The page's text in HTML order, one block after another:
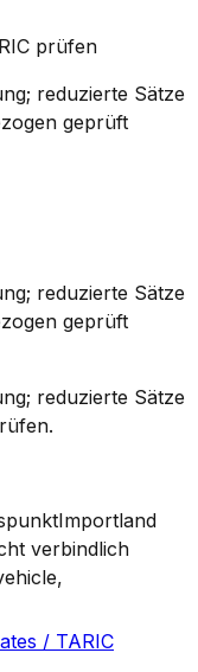
prüfen
reduzierte Sätze
geprüft
reduzierte Sätze
geprüft
reduzierte Sätze
Importland
verbindlich
/ TARIC